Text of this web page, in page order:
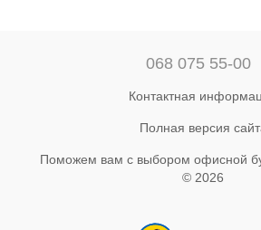
068 075 55-00
Контактная
Полная версия
Поможем вам с выбором офисной
© 2026